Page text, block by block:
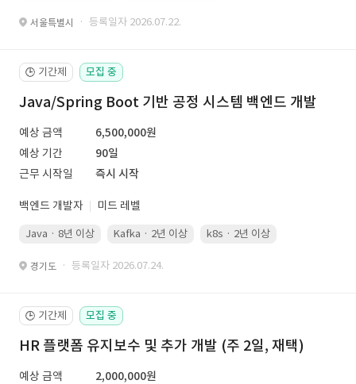
서울특별시 · 등록일자 2026.07.22.
🕒 기간제 모집 중
Java/Spring Boot 기반 공정 시스템 백엔드 개발
예상 금액
6,500,000원
예상 기간
90일
근무 시작일
즉시 시작
백엔드 개발자 미드 레벨
Java · 8년 이상 Kafka · 2년 이상 k8s · 2년 이상
경기도 · 등록일자 2026.07.24.
🕒 기간제 모집 중
HR 플랫폼 유지보수 및 추가 개발 (주 2일, 재택)
예상 금액
2,000,000원